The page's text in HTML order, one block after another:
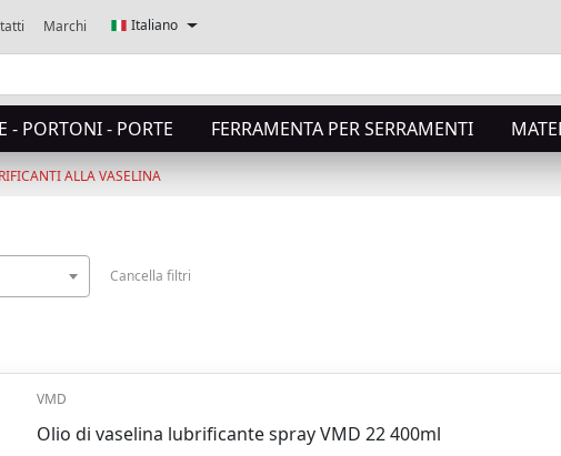
Marchi Italiano
- PORTONI - PORTE FERRAMENTA PER SERRAMENTI
ALLA VASELINA
Cancella filtri
VMD
Olio di vaselina lubrificante spray VMD 22 400ml